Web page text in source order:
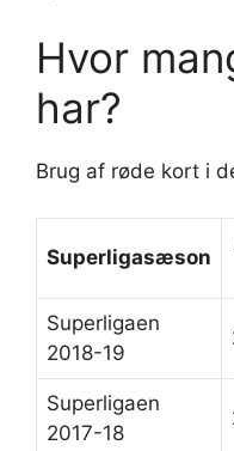
Hvor
har?
Brug af røde kort i
Superligasæson
Superligaen
2018-19
Superligaen
2017-18